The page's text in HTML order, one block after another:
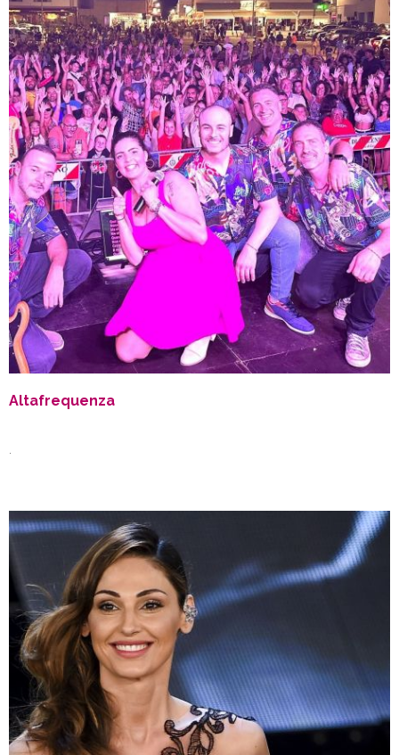
Altafrequenza